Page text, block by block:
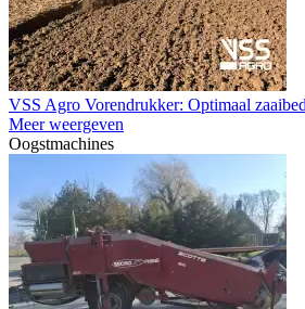
VSS Agro Vorendrukker: Optimaal
Meer weergeven
Oogstmachines